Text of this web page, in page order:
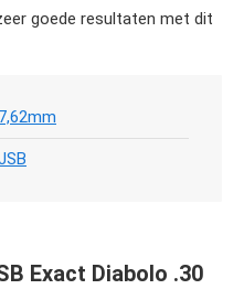
goede resultaten met dit
7,62mm
Exact Diabolo .30